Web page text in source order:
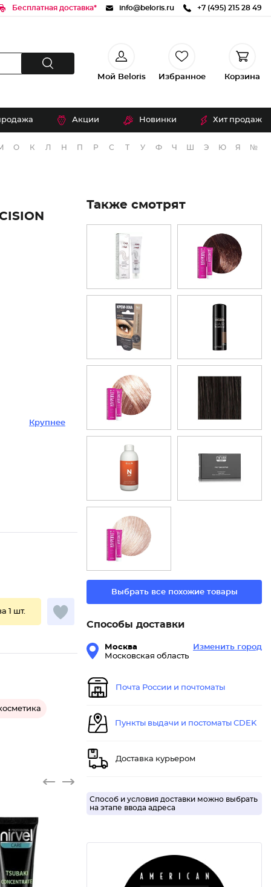
Бесплатная доставка* info@beloris.ru +7 (495) 215 28 49
Мой Beloris Избранное Корзина
Акции Новинки Хит продаж
О К Л Н П Р С Т У Ф Ч Э Ю Я №
Крупнее
1 шт.
Также смотрят
Выбрать все похожие товары
Способы доставки
Москва
Московская область
Изменить город
Почта России и почтоматы
Пункты выдачи и постоматы CDEK
Доставка курьером
Способ и условия доставки можно выбрать
на этапе ввода адреса